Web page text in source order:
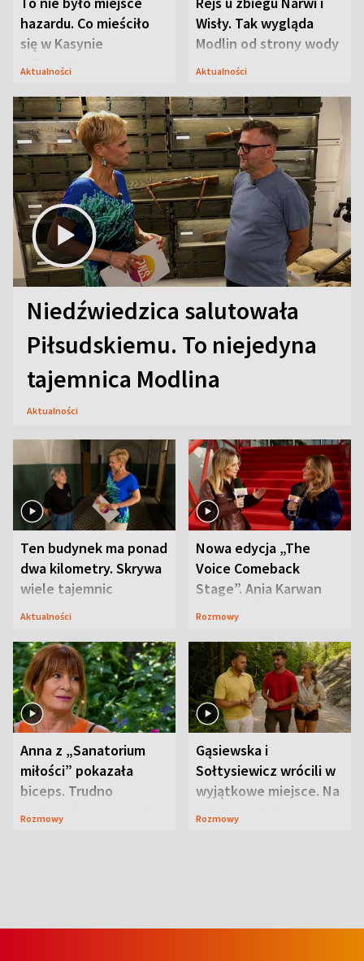
hazardu. Co mieściło
się w Kasynie
Oficerskim?
Aktualności
Wisły. Tak wygląda
Modlin od strony wody
Aktualności
Niedźwiedzica salutowała
Piłsudskiemu. To niejedyna
tajemnica Modlina
Aktualności
Ten budynek ma ponad
dwa kilometry. Skrywa
wiele tajemnic
Aktualności
Nowa edycja „The
Voice Comeback
Stage”. Ania Karwan
zapowiada
Rozmowy
Anna z „Sanatorium
miłości” pokazała
biceps. Trudno
uwierzyć, co przeszła
Rozmowy
Gąsiewska i
Sołtysiewicz wrócili w
wyjątkowe miejsce. Na
szlaku czekał
Rozmowy